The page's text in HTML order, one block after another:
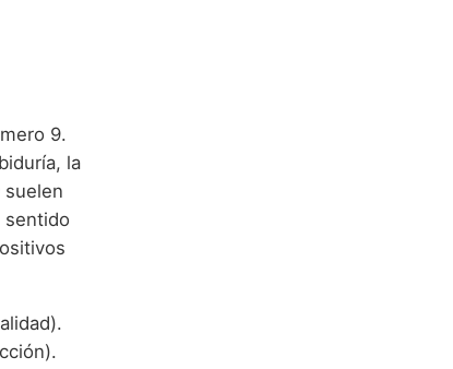
9.
la
suelen
sentido